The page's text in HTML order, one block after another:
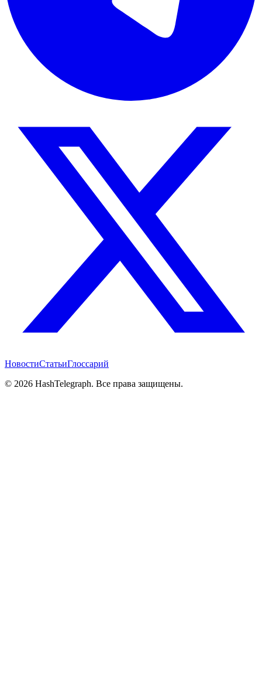
НовостиСтатьиГлоссарий
© 2026 HashTelegraph. Все права защищены.